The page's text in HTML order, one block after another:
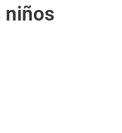
niños